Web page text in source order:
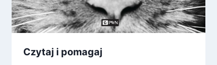
Czytaj i pomagaj